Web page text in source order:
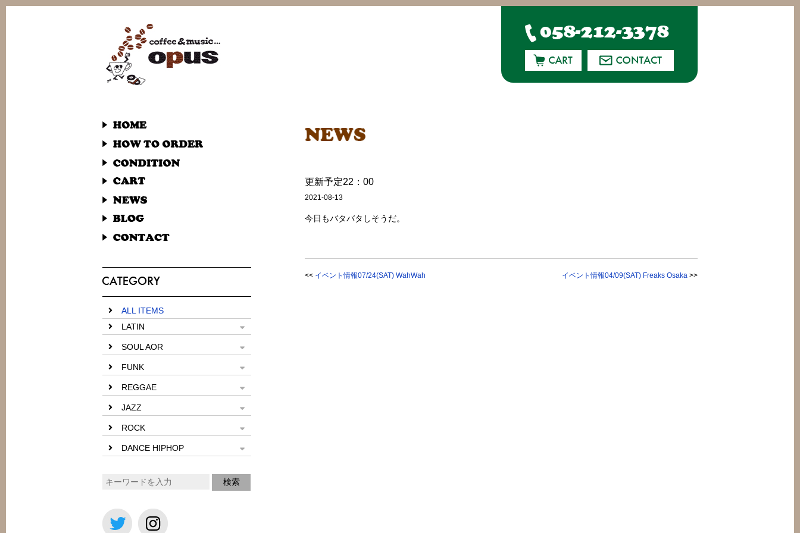
ALL ITEMS
LATIN
SOUL AOR
FUNK
REGGAE
JAZZ
ROCK
DANCE HIPHOP
更新予定22：00
2021-08-13
今日もバタバタしそうだ。
<< イベント情報07/24(SAT) WahWah イベント情報04/09(SAT) Freaks Osaka >>